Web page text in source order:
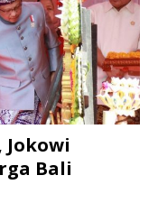
Jokowi
Bali